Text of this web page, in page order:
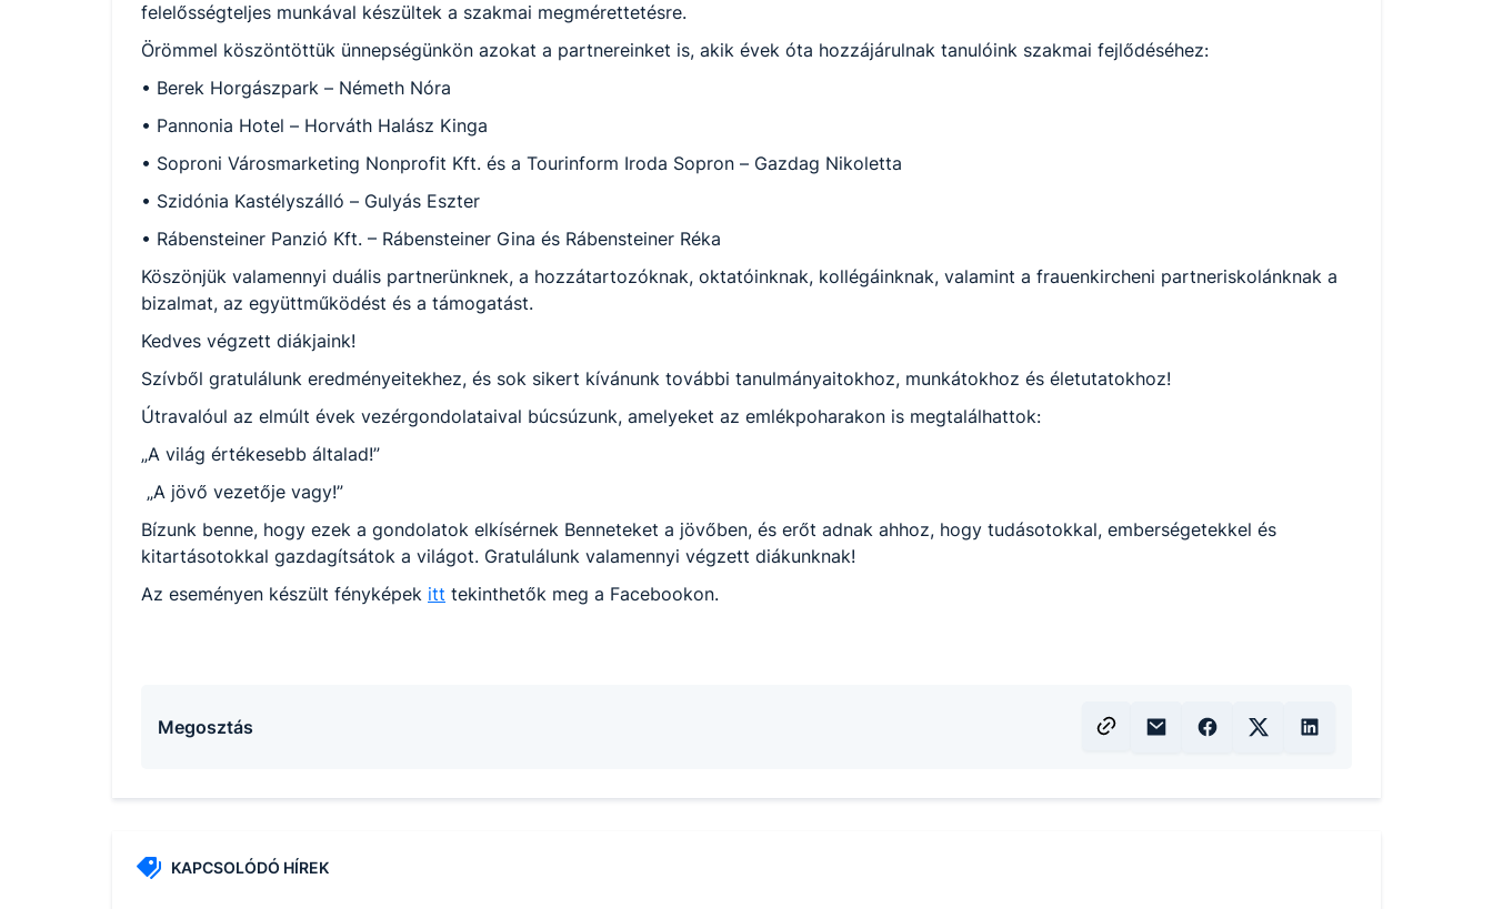
felelősségteljes munkával készültek a szakmai megmérettetésre.
Örömmel köszöntöttük ünnepségünkön azokat a partnereinket is, akik évek óta hozzájárulnak tanulóink szakmai fejlődéséhez:
• Berek Horgászpark – Németh Nóra
• Pannonia Hotel – Horváth Halász Kinga
• Soproni Városmarketing Nonprofit Kft. és a Tourinform Iroda Sopron – Gazdag Nikoletta
• Szidónia Kastélyszálló – Gulyás Eszter
• Rábensteiner Panzió Kft. – Rábensteiner Gina és Rábensteiner Réka
Köszönjük valamennyi duális partnerünknek, a hozzátartozóknak, oktatóinknak, kollégáinknak, valamint a frauenkircheni partneriskolánknak a
bizalmat, az együttműködést és a támogatást.
Kedves végzett diákjaink!
Szívből gratulálunk eredményeitekhez, és sok sikert kívánunk további tanulmányaitokhoz, munkátokhoz és életutatokhoz!
Útravalóul az elmúlt évek vezérgondolataival búcsúzunk, amelyeket az emlékpoharakon is megtalálhattok:
„A világ értékesebb általad!”
„A jövő vezetője vagy!”
Bízunk benne, hogy ezek a gondolatok elkísérnek Benneteket a jövőben, és erőt adnak ahhoz, hogy tudásotokkal, emberségetekkel és
kitartásotokkal gazdagítsátok a világot. Gratulálunk valamennyi végzett diákunknak!
Az eseményen készült fényképek itt tekinthetők meg a Facebookon.
Megosztás
KAPCSOLÓDÓ HÍREK